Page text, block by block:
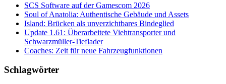
SCS Software auf der Gamescom 2026
Soul of Anatolia: Authentische Gebäude und Assets
Island: Brücken als unverzichtbares Bindeglied
Update 1.61: Überarbeitete Viehtransporter und
Schwarzmüller-Tieflader
Coaches: Zeit für neue Fahrzeugfunktionen
Schlagwörter